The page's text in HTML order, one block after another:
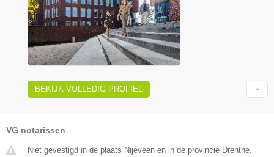
BEKIJK VOLLEDIG PROFIEL
VG notarissen
Niet gevestigd in de plaats Nijeveen en in de provincie Drenthe.